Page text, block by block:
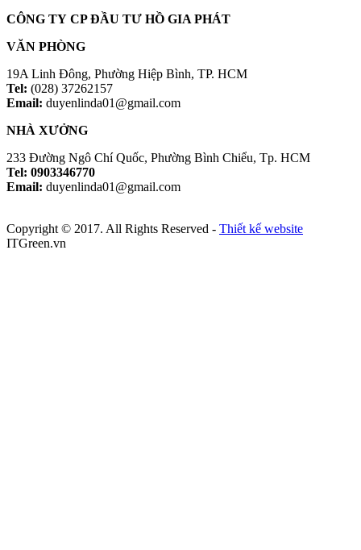
CÔNG TY CP ĐẦU TƯ HỒ GIA PHÁT
VĂN PHÒNG
19A Linh Đông, Phường Hiệp Bình, TP. HCM
Tel: (028) 37262157
Email: duyenlinda01@gmail.com
NHÀ XƯỞNG
233 Đường Ngô Chí Quốc, Phường Bình Chiểu, Tp. HCM
Tel: 0903346770
Email: duyenlinda01@gmail.com
Copyright © 2017. All Rights Reserved - Thiết kế website
ITGreen.vn